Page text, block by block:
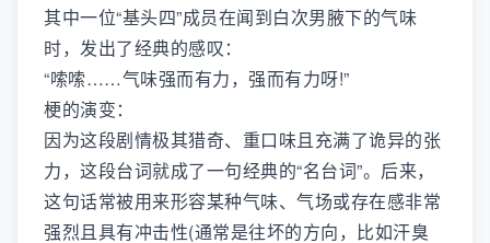
其中一位“基头四”成员在闻到白次男腋下的气味
时，发出了经典的感叹：
“嗦嗦……气味强而有力，强而有力呀!”
梗的演变：
因为这段剧情极其猎奇、重口味且充满了诡异的张
力，这段台词就成了一句经典的“名台词”。后来，
这句话常被用来形容某种气味、气场或存在感非常
强烈且具有冲击性(通常是往坏的方向，比如汗臭